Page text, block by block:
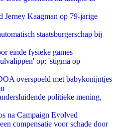
Jerney Kaagman op 79-jarige
staatsburgerschap bij
einde fysieke games
op: 'stigma op
overspoeld met babykonijntjes
politieke mening,
na Campaign Evolved
compensatie voor schade door